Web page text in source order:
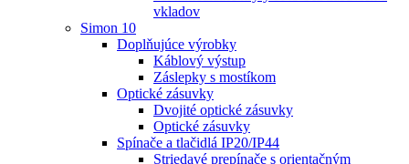
vkladov
Simon 10
Doplňujúce výrobky
Káblový výstup
Záslepky s mostíkom
Optické zásuvky
Dvojité optické zásuvky
Optické zásuvky
Spínače a tlačidlá IP20/IP44
Striedavé prepínače s orientačným